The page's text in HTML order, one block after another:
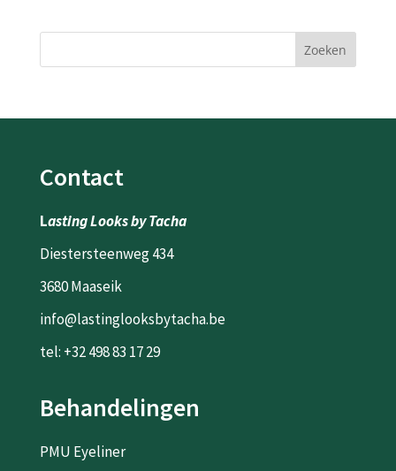
Zoeken
Contact
Lasting Looks by Tacha
Diestersteenweg 434
3680 Maaseik
info@lastinglooksbytacha.be
tel: +32 498 83 17 29
Behandelingen
PMU Eyeliner